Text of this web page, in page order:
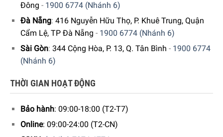
Đông - 1900 6774 (Nhánh 6)
Đà Nẵng: 416 Nguyễn Hữu Thọ, P. Khuê Trung, Quận
Cẩm Lệ, TP Đà Nẵng - 1900 6774 (Nhánh 6)
Sài Gòn: 344 Cộng Hòa, P. 13, Q. Tân Bình - 1900 6774
(Nhánh 6)
THỜI GIAN HOẠT ĐỘNG
Bảo hành: 09:00-18:00 (T2-T7)
Online: 09:00-24:00 (T2-CN)